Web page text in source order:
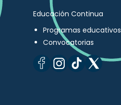
Educación Continua
Programas educativos
Convocatorias